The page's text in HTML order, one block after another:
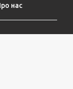
нас